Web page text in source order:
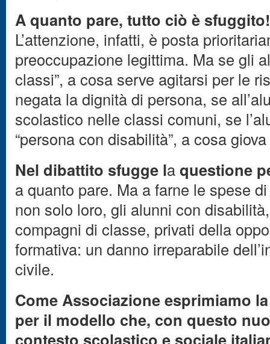
A quanto pare, tutto ciò è sfuggito!
L’attenzione, infatti, è posta
preoccupazione legittima. Ma se gli
classi”, a cosa serve agitarsi per le
negata la dignità di persona, se
scolastico nelle classi comuni, se
“persona con disabilità”, a cosa
Nel dibattito sfugge laquestione
a quanto pare. Ma a farne le spese
non solo loro, gli alunni con
compagni di classe, privati della
formativa: un danno irreparabile
civile.
Come Associazione esprimiamo
per il modello che, con questo
contesto scolastico e sociale